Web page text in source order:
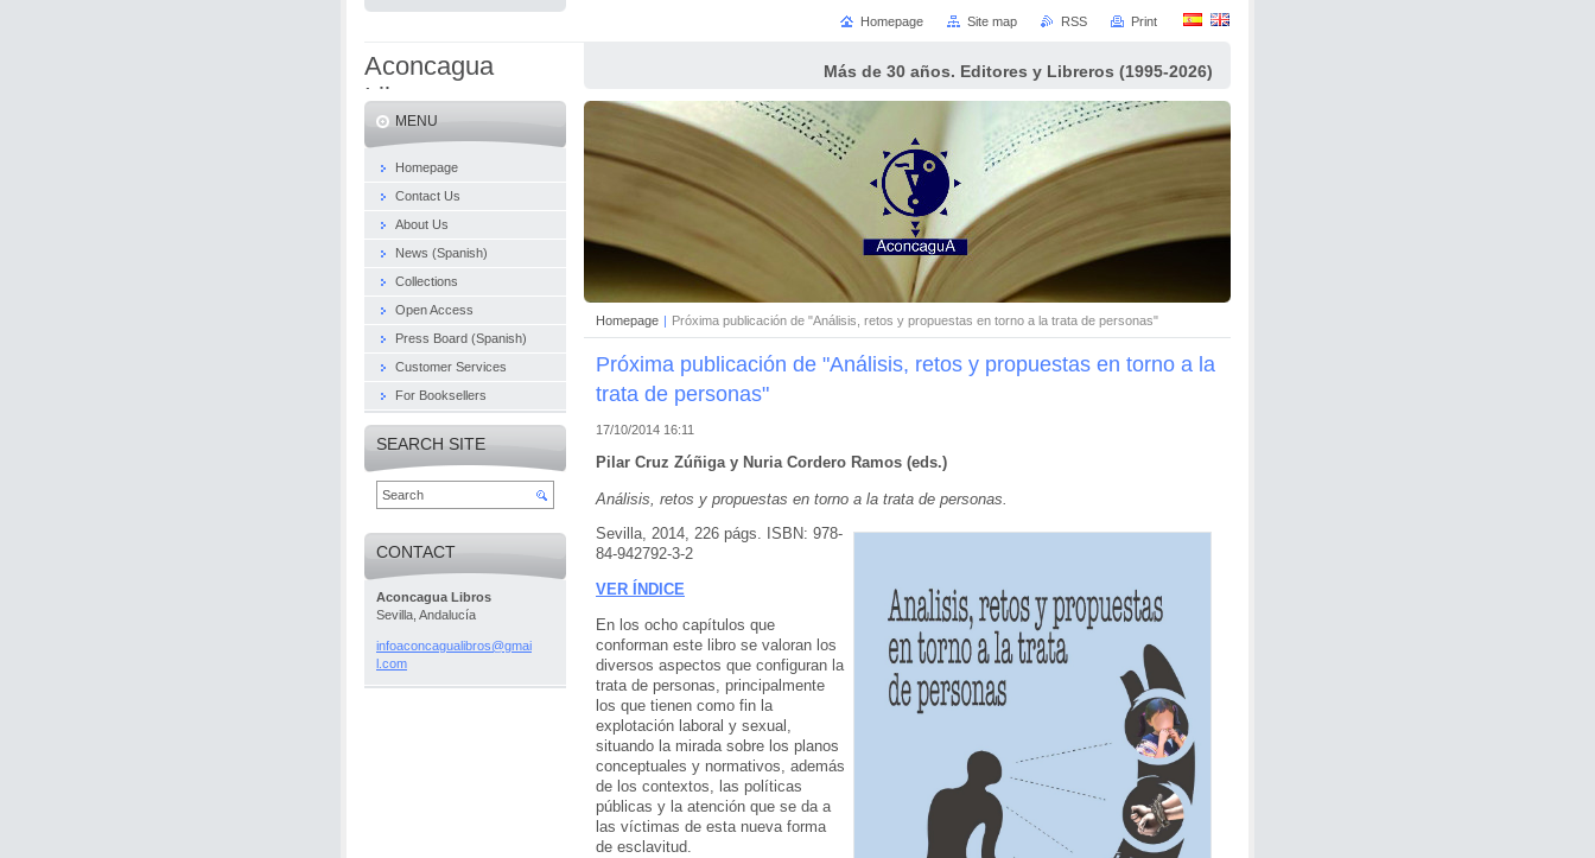
Aconcagua
Libros
Más de 30 años. Editores y Libreros (1995-2026)
Homepage | Próxima publicación de "Análisis, retos y propuestas en torno a la trata de personas"
Próxima publicación de "Análisis, retos y propuestas en torno a la
trata de personas"
17/10/2014 16:11
Pilar Cruz Zúñiga y Nuria Cordero Ramos (eds.)
Análisis, retos y propuestas en torno a la trata de personas.
Sevilla, 2014, 226 págs. ISBN: 978-
84-942792-3-2
VER ÍNDICE
En los ocho capítulos que
conforman este libro se valoran los
diversos aspectos que configuran la
trata de personas, principalmente
los que tienen como fin la
explotación laboral y sexual,
situando la mirada sobre los planos
conceptuales y normativos, además
de los contextos, las políticas
públicas y la atención que se da a
las víctimas de esta nueva forma
de esclavitud.
MENU
Homepage
Contact Us
About Us
News (Spanish)
Collections
Open Access
Press Board (Spanish)
Customer Services
For Booksellers
SEARCH SITE
CONTACT
Aconcagua Libros
Sevilla, Andalucía
infoaconcagualibros@gmai
l.com
Homepage Site map RSS Print